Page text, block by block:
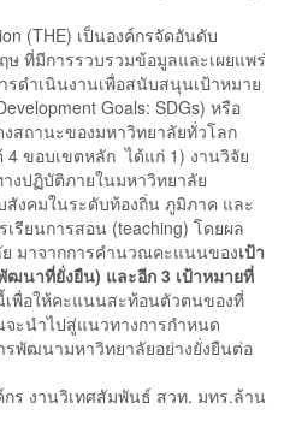
(THE) เป็นองค์กรจัดอันดับ
ษ ที่มีการรวบรวมข้อมูลและเผยแพร่
ดำเนินงานเพื่อสนับสนุนเป้าหมาย
Goals: SDGs) หรือ
งสถานะของมหาวิทยาลัยทั่วโลก
4 ขอบเขตหลัก ได้แก่ 1) งานวิจัย
งปฏิบัติภายในมหาวิทยาลัย
สังคมในระดับท้องถิ่น ภูมิภาค และ
รียนการสอน (teaching) โดยผล
มาจากการคำนวณคะแนนของเป้า
ฒนาที่ยั่งยืน) และอีก 3 เป้าหมายที่
เพื่อให้คะแนนสะท้อนตัวตนของที่
ะนำไปสู่แนวทางการกำหนด
พัฒนามหาวิทยาลัยอย่างยั่งยืนต่อ
ร งานวิเทศสัมพันธ์ สวท. มทร.ล้าน